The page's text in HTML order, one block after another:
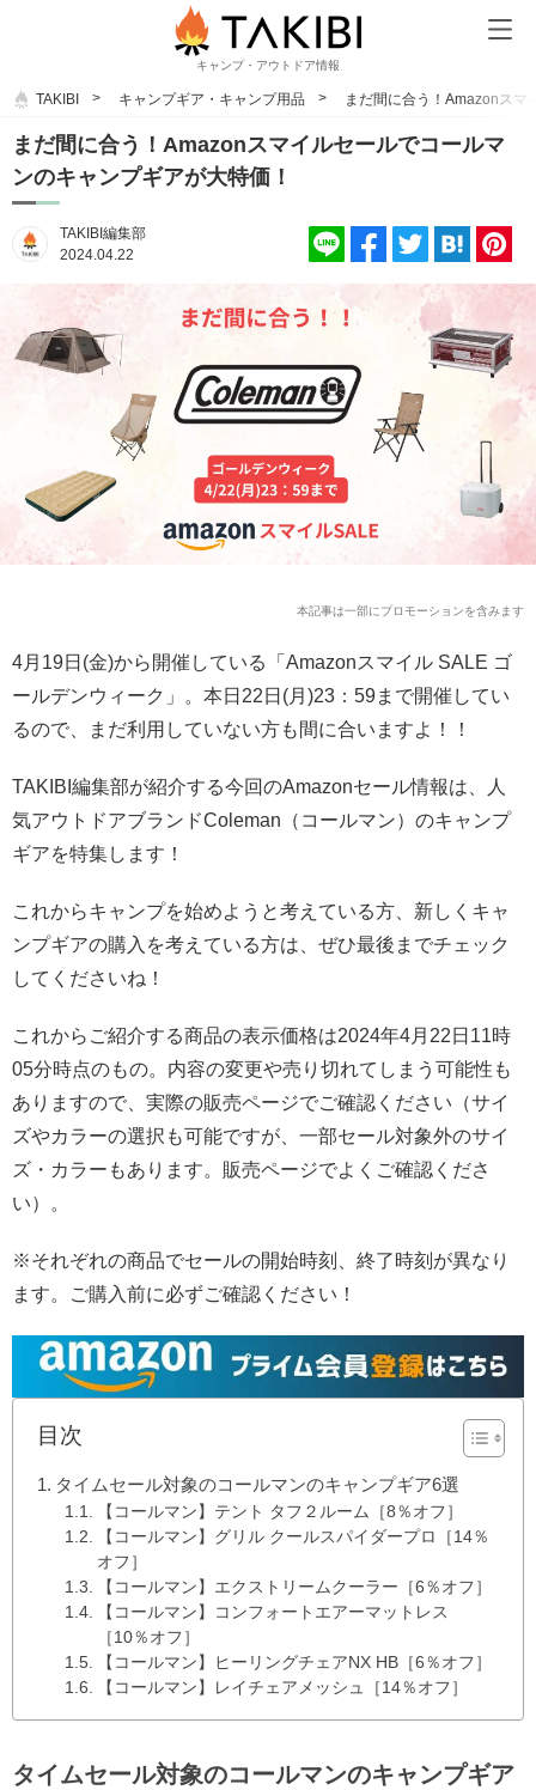
キャンプ・アウトドア情報
TAKIBI キャンプギア・キャンプ用品 まだ間に合う！Amazonスマ
まだ間に合う！Amazonスマイルセールでコールマ
ンのキャンプギアが大特価！
TAKIBI編集部
2024.04.22
本記事は一部にプロモーションを含みます
4月19日(金)から開催している「Amazonスマイル SALE ゴ
ールデンウィーク」。本日22日(月)23：59まで開催してい
るので、まだ利用していない方も間に合いますよ！！
TAKIBI編集部が紹介する今回のAmazonセール情報は、人
気アウトドアブランドColeman（コールマン）のキャンプ
ギアを特集します！
これからキャンプを始めようと考えている方、新しくキャ
ンプギアの購入を考えている方は、ぜひ最後までチェック
してくださいね！
これからご紹介する商品の表示価格は2024年4月22日11時
05分時点のもの。内容の変更や売り切れてしまう可能性も
ありますので、実際の販売ページでご確認ください（サイ
ズやカラーの選択も可能ですが、一部セール対象外のサイ
ズ・カラーもあります。販売ページでよくご確認くださ
い）。
※それぞれの商品でセールの開始時刻、終了時刻が異なり
ます。ご購入前に必ずご確認ください！
目次
タイムセール対象のコールマンのキャンプギア6選
【コールマン】テント タフ２ルーム［8％オフ］
【コールマン】グリル クールスパイダープロ［14％
オフ］
【コールマン】エクストリームクーラー［6％オフ］
【コールマン】コンフォートエアーマットレス
［10％オフ］
【コールマン】ヒーリングチェアNX HB［6％オフ］
【コールマン】レイチェアメッシュ［14％オフ］
タイムセール対象のコールマンのキャンプギア